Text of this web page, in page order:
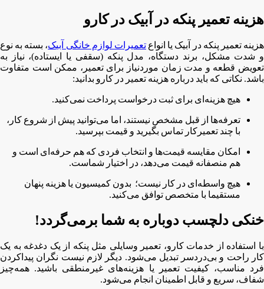
هزینه تعمیر پنکه در آبیک در کارو
هزینه تعمیر پنکه در آبیک یا انواعتعمیرات لوازم خانگی آبیک، بسته به نوع
و شدت مشکل، برند دستگاه، مدل پنکه (سقفی یا ایستاده)، نیاز به
تعویض قطعه و مدت زمان موردنیاز برای تعمیر، ممکن است متفاوت
باشد. نکاتی که باید درباره هزینه تعمیر در کارو بدانید:
هیچ هزینه‌ای برای ثبت درخواست پرداخت نمی‌کنید.
تعرفه‌ها از قبل مشخص نیستند، اما می‌توانید پیش از شروع کار،
با چند تعمیرکار تماس بگیرید و قیمت بپرسید.
امکان مقایسه قیمت‌ها و انتخاب فردی که هم حرفه‌ای است و
هم منصفانه قیمت می‌دهد، در اختیار شماست.
هیچ واسطه‌ای در کار نیست؛ بدون کمیسیون یا هزینه پنهان
مستقیما با متخصص توافق می‌کنید.
خنکی دلچسب دوباره به شما برمی‌گردد!
با استفاده از خدمات کارو، تعمیر وسایلی مثل پنکه از یک دغدغه به یک
کار راحت و بی‌دردسر تبدیل می‌شود. دیگر لازم نیست نگران پیداکردن
فرد مناسب، کیفیت تعمیر یا هزینه‌های غیرمنطقی باشید. همه‌چیز
شفاف، سریع و قابل اطمینان انجام می‌شود.